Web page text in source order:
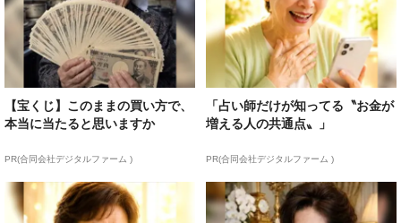
【宝くじ】このままの買い方で、
本当に当たると思いますか
PR(合同会社デジタルファーム )
「占い師だけが知ってる〝お金が
増える人の共通点〟」
PR(合同会社デジタルファーム )